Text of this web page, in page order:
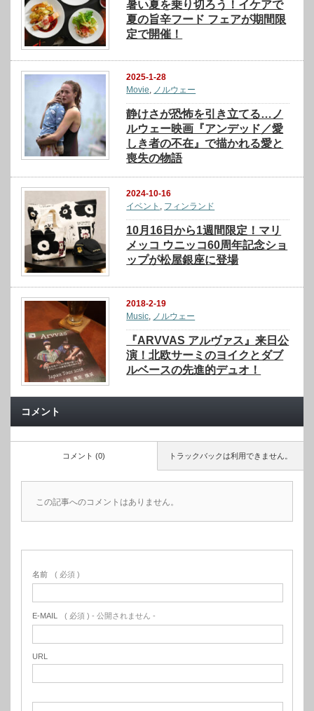
暑い夏を乗り切ろう！イケアで
夏の旨辛フード フェアが期間限
定で開催！
2025-1-28
Movie, ノルウェー
静けさが恐怖を引き立てる…ノ
ルウェー映画『アンデッド／愛
しき者の不在』で描かれる愛と
喪失の物語
2024-10-16
イベント , フィンランド
10月16日から1週間限定！マリ
メッコ ウニッコ60周年記念ショ
ップが松屋銀座に登場
2018-2-19
Music, ノルウェー
『ARVVAS アルヴァス』来日公
演！北欧サーミのヨイクとダブ
ルベースの先進的デュオ！
コメント
トラックバックは利用できません。
コメント (0)
この記事へのコメントはありません。
名前 ( 必須 )
E-MAIL ( 必須 ) - 公開されません -
URL